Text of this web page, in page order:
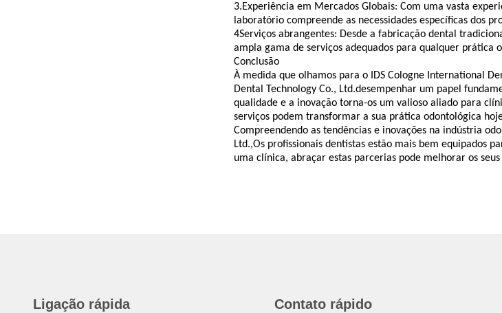
3.Experiência em Mercados Globais: Com uma vasta
laboratório compreende as necessidades específicas dos
4Serviços abrangentes: Desde a fabricação dental
ampla gama de serviços adequados para qualquer prática
Conclusão
À medida que olhamos para o IDS Cologne International
Dental Technology Co., Ltd.desempenhar um papel
qualidade e a inovação torna-os um valioso aliado para
serviços podem transformar a sua prática odontológica
Compreendendo as tendências e inovações na indústria
Ltd.,Os profissionais dentistas estão mais bem equipados
uma clínica, abraçar estas parcerias pode melhorar os
Ligação rápida Contato rápido